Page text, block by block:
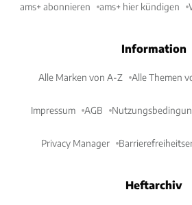
ams+ abonnieren ams+ hier kündigen
Information
Alle Marken von A-Z Alle Themen
Impressum AGB
Privacy Manager
Heftarchiv